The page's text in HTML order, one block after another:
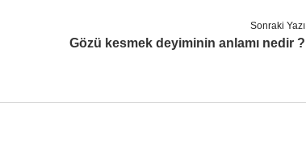
Sonraki Yazı
Gözü kesmek deyiminin anlamı nedir ?